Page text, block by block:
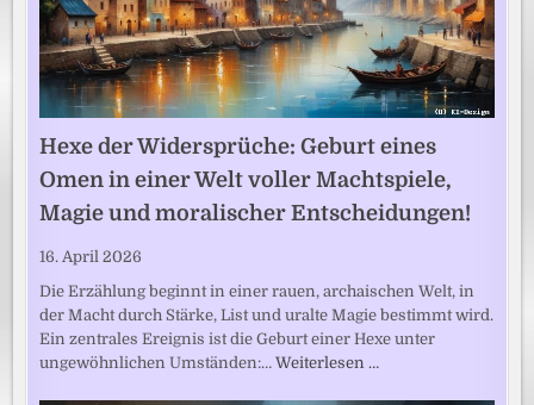
Hexe der Widersprüche: Geburt eines
Omen in einer Welt voller Machtspiele,
Magie und moralischer Entscheidungen!
16. April 2026
Die Erzählung beginnt in einer rauen, archaischen Welt, in
der Macht durch Stärke, List und uralte Magie bestimmt wird.
Ein zentrales Ereignis ist die Geburt einer Hexe unter
ungewöhnlichen Umständen:…Weiterlesen …